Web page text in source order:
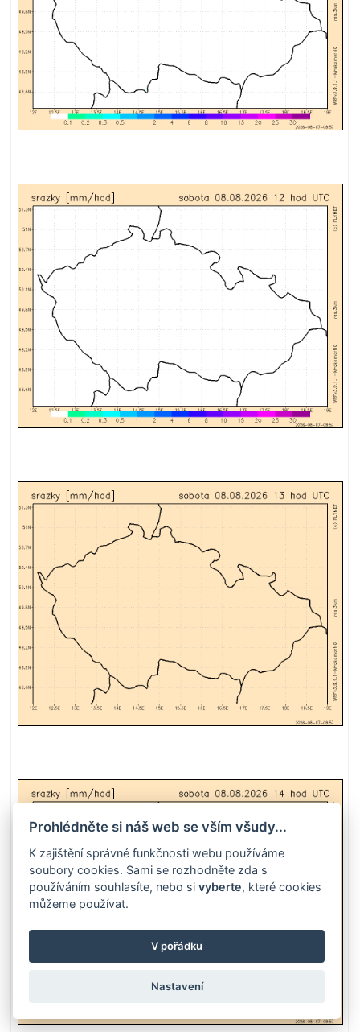
Prohlédněte si náš web se vším všudy...
K zajištění správné funkčnosti webu používáme
soubory cookies. Sami se rozhodněte zda s
používáním souhlasíte, nebo si vyberte, které cookies
můžeme používat.
V pořádku
Nastavení